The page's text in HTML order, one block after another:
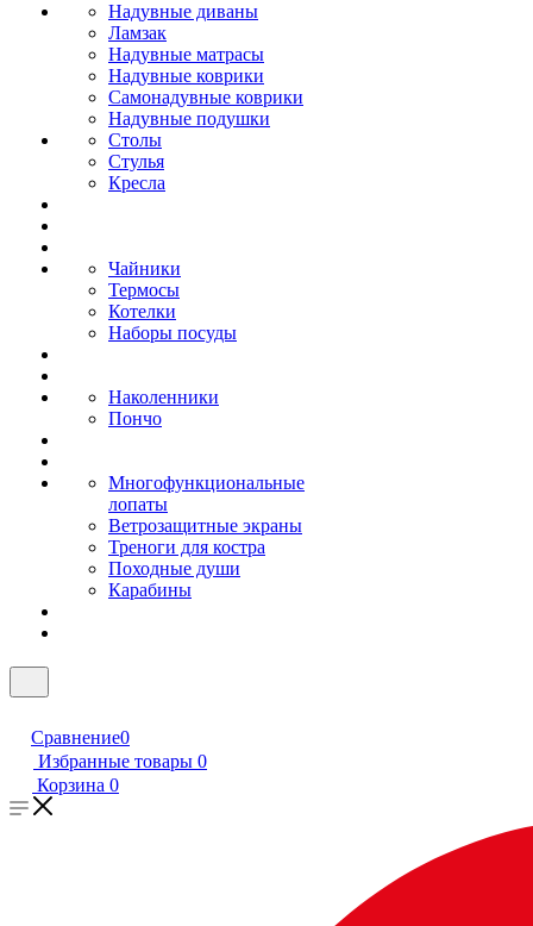
Надувные диваны
Ламзак
Надувные матрасы
Надувные коврики
Самонадувные коврики
Надувные подушки
Столы
Стулья
Кресла
Чайники
Термосы
Котелки
Наборы посуды
Наколенники
Пончо
Многофункциональные
лопаты
Ветрозащитные экраны
Треноги для костра
Походные души
Карабины
Сравнение0
Избранные товары 0
Корзина 0